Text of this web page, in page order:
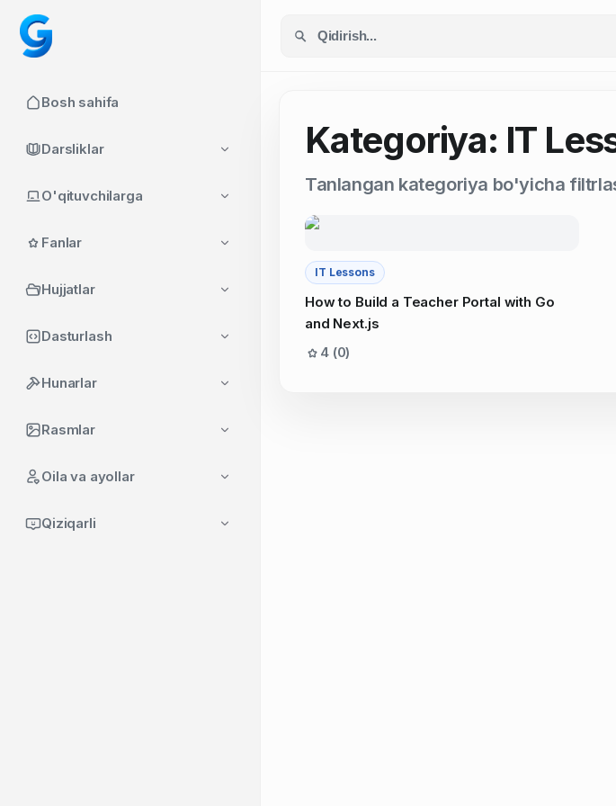
Bosh sahifa
Darsliklar
O'qituvchilarga
Fanlar
Hujjatlar
Dasturlash
Hunarlar
Rasmlar
Oila va ayollar
Qiziqarli
Kategoriya: IT
Tanlangan kategoriya bo'yicha
IT Lessons
How to Build a Teacher Portal with Go
and Next.js
4 (0)